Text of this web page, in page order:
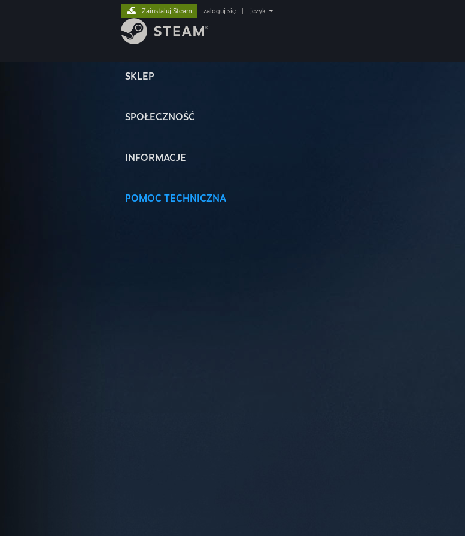
SKLEP
SPOŁECZNOŚĆ
INFORMACJE
POMOC TECHNICZNA
Zainstaluj Steam zaloguj się język